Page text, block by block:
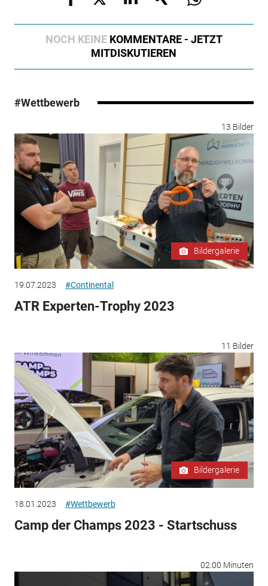
NOCH KEINE KOMMENTARE - JETZT
MITDISKUTIEREN
#Wettbewerb
13 Bilder
Bildergalerie
19.07.2023 #Continental
ATR Experten-Trophy 2023
11 Bilder
Bildergalerie
18.01.2023 #Wettbewerb
Camp der Champs 2023 - Startschuss
02:00 Minuten